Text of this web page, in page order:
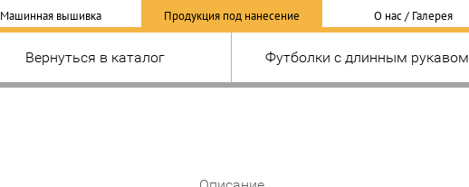
Машинная вышивка Продукция под нанесение О нас / Галерея
Вернуться в каталог Футболки с длинным рукавом